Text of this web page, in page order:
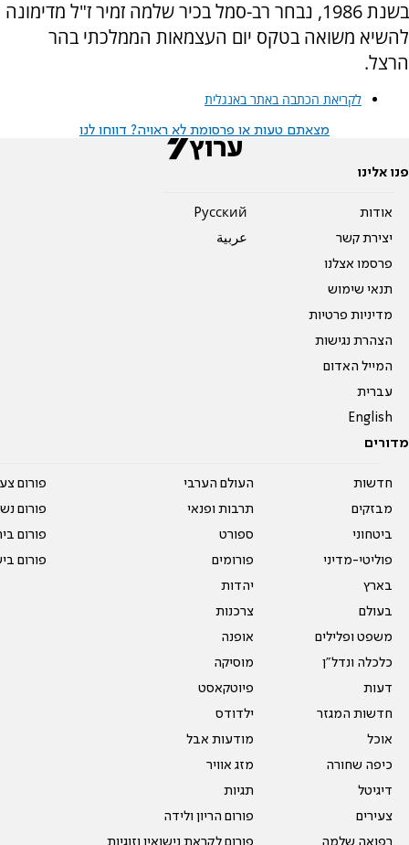
בשנת 1986, נבחר רב-סמל בכיר שלמה זמיר ז"ל מדימונה
להשיא משואה בטקס יום העצמאות הממלכתי בהר
הרצל.
לקריאת הכתבה באתר באנגלית
מצאתם טעות או פרסומת לא ראויה? דווחו לנו
פנו אלינו
אודות
יצירת קשר
פרסמו אצלנו
תנאי שימוש
מדיניות פרטיות
הצהרת נגישות
המייל האדום
עברית
English
Pусский
عربية
מדורים
חדשות
מבזקים
ביטחוני
פוליטי-מדיני
בארץ
בעולם
משפט ופלילים
כלכלה ונדל"ן
דעות
חדשות המגזר
אוכל
כיפה שחורה
דיגיטל
צעירים
רפואה שלמה
העולם הערבי
תרבות ופנאי
ספורט
פורומים
יהדות
צרכנות
אופנה
מוסיקה
פיוטקאסט
ילדודס
מודעות אבל
מזג אוויר
תגיות
פורום הריון ולידה
פורום לקראת נישואין וזוגיות
פורום
פורום
פורום
פורום